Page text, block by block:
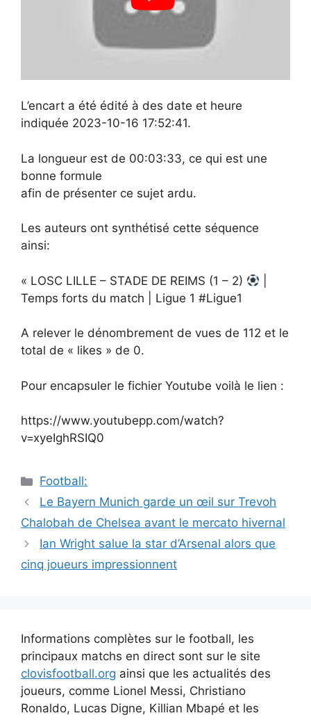
L’encart a été édité à des date et heure
indiquée 2023-10-16 17:52:41.
La longueur est de 00:03:33, ce qui est une
bonne formule
afin de présenter ce sujet ardu.
Les auteurs ont synthétisé cette séquence
ainsi:
« LOSC LILLE – STADE DE REIMS (1 – 2)
Temps forts du match | Ligue 1 #Ligue1
A relever le dénombrement de vues de 112 et le
total de « likes » de 0.
Pour encapsuler le fichier Youtube voilà le lien :
https://www.youtubepp.com/watch?
v=xyeIghRSIQ0
Catégories
Football:
Navigation
des
Le Bayern Munich garde un œil sur Trevoh
Chalobah de Chelsea avant le mercato hivernal
Ian Wright salue la star d’Arsenal alors que
cinq joueurs impressionnent
Informations complètes sur le football, les
principaux matchs en direct sont sur le site
clovisfootball.org ainsi que les actualités des
joueurs, comme Lionel Messi, Christiano
Ronaldo, Lucas Digne, Killian Mbapé et les